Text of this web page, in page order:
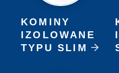
KOMINY
IZOLOWANE
TYPU SLIM